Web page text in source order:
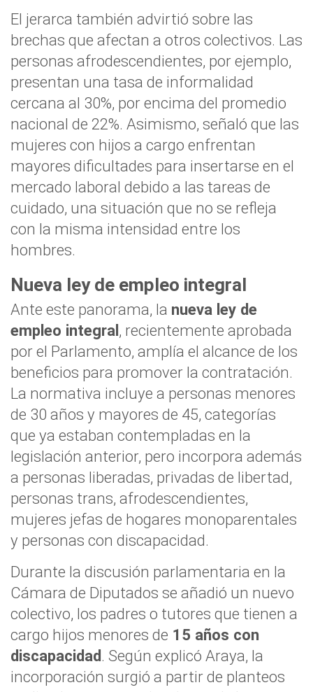
El jerarca también advirtió sobre las
brechas que afectan a otros colectivos. Las
personas afrodescendientes, por ejemplo,
presentan una tasa de informalidad
cercana al 30%, por encima del promedio
nacional de 22%. Asimismo, señaló que las
mujeres con hijos a cargo enfrentan
mayores dificultades para insertarse en el
mercado laboral debido a las tareas de
cuidado, una situación que no se refleja
con la misma intensidad entre los
hombres.
Nueva ley de empleo integral
Ante este panorama, la nueva ley de
empleo integral, recientemente aprobada
por el Parlamento, amplía el alcance de los
beneficios para promover la contratación.
La normativa incluye a personas menores
de 30 años y mayores de 45, categorías
que ya estaban contempladas en la
legislación anterior, pero incorpora además
a personas liberadas, privadas de libertad,
personas trans, afrodescendientes,
mujeres jefas de hogares monoparentales
y personas con discapacidad.
Durante la discusión parlamentaria en la
Cámara de Diputados se añadió un nuevo
colectivo, los padres o tutores que tienen a
cargo hijos menores de 15 años con
discapacidad. Según explicó Araya, la
incorporación surgió a partir de planteos